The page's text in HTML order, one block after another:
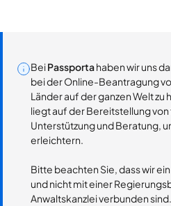
BeiPassportahaben wir uns
bei der Online-Beantragung
Länder auf der ganzen Welt
liegt auf der Bereitstellung
Unterstützung und Beratung,
erleichtern.
Bitte beachten Sie, dass wir
und nicht mit einer
Anwaltskanzlei verbunden